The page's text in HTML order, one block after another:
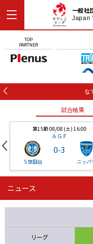
一般社
Japan
TOP
PARTNER
な
試合結果
第15節 08/08 (土) 16:00
ＡＧＦ
Ｓ世田谷
0-3
ニッパ
第16節 09/05 (土) 15:00
ニッパツ
ニュース
リーグ